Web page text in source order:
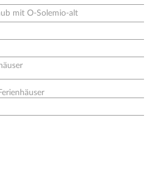
mit O-Solemio-alt